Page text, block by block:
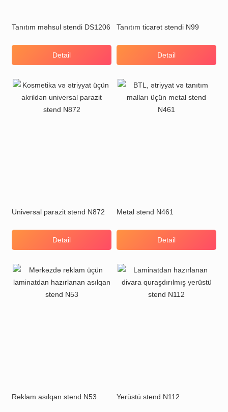
Tanıtım məhsul stendi DS1206
Detail
Tanıtım ticarət stendi N99
Detail
Universal parazit stend N872
Detail
Metal stend N461
Detail
Reklam asılqan stend N53 Yerüstü stend N112